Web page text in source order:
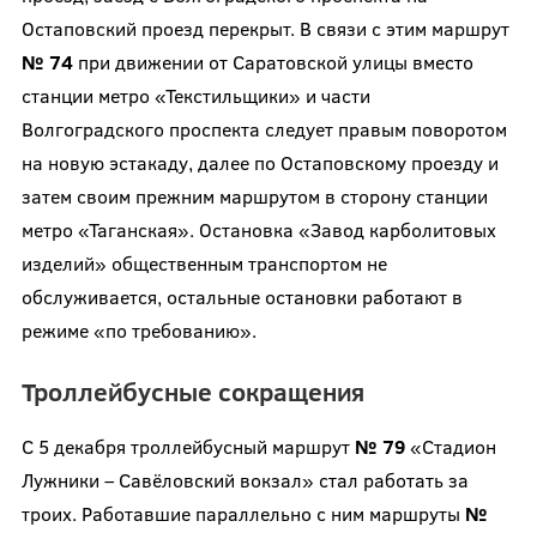
Остаповский проезд перекрыт. В связи с этим маршрут
№ 74при движении от Саратовской улицы вместо
станции метро «Текстильщики» и части
Волгоградского проспекта следует правым поворотом
на новую эстакаду, далее по Остаповскому проезду и
затем своим прежним маршрутом в сторону станции
метро «Таганская». Остановка «Завод карболитовых
изделий» общественным транспортом не
обслуживается, остальные остановки работают в
режиме «по требованию».
Троллейбусные сокращения
С 5 декабря троллейбусный маршрут № 79«Стадион
Лужники – Савёловский вокзал» стал работать за
троих. Работавшие параллельно с ним маршруты №